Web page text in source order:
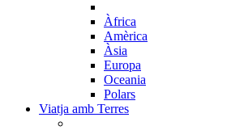
Àfrica
Amèrica
Àsia
Europa
Oceania
Polars
Viatja amb Terres